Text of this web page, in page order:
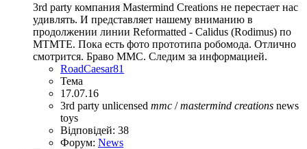
3rd party компания Mastermind Creations не перестает нас
удивлять. И представляет нашему вниманию в
продолжении линии Reformatted - Calidus (Rodimus) по
MTMTE. Пока есть фото прототипа робомода. Отлично
смотрится. Браво MMC. Следим за информацией.
RoadCaesar81
Тема
17.07.16
3rd party unlicensed mmc /mastermind creations news
toys
Відповідей: 38
Форум: News